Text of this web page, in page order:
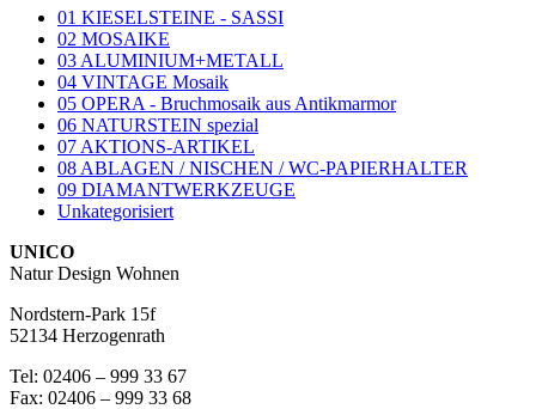
01 KIESELSTEINE - SASSI
02 MOSAIKE
03 ALUMINIUM+METALL
04 VINTAGE Mosaik
05 OPERA - Bruchmosaik aus Antikmarmor
06 NATURSTEIN spezial
07 AKTIONS-ARTIKEL
08 ABLAGEN / NISCHEN / WC-PAPIERHALTER
09 DIAMANTWERKZEUGE
Unkategorisiert
UNICO
Natur Design Wohnen
Nordstern-Park 15f
52134 Herzogenrath
Tel: 02406 – 999 33 67
Fax: 02406 – 999 33 68